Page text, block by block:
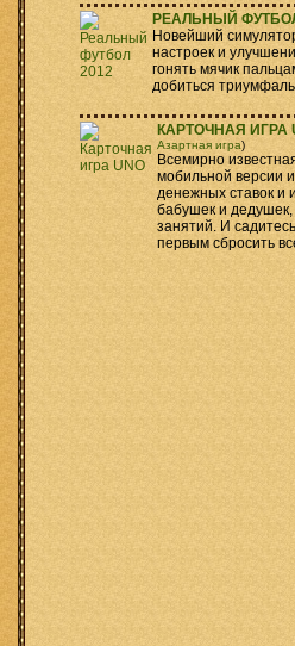
РЕАЛЬНЫЙ
Новейший
настроек и
гонять мячик
добиться
КАРТОЧНАЯ ИГРА
Азартная игра)
Всемирно
мобильной версии
денежных ставок и
бабушек и дедушек,
занятий. И
первым сбросить